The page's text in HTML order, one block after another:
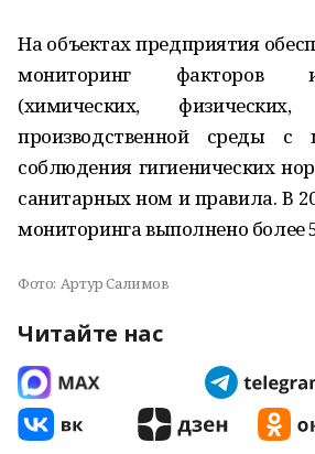
На объектах предприятия
мониторинг факторов
(химических, физических,
производственной среды с
соблюдения гигиенических
санитарных ном и правила. В
мониторинга выполнено более
Фото: Артур Салимов
Читайте нас